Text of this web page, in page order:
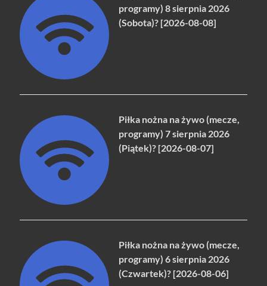
programy) 8 sierpnia 2026
(Sobota)? [2026-08-08]
Piłka nożna na żywo (mecze,
programy) 7 sierpnia 2026
(Piątek)? [2026-08-07]
Piłka nożna na żywo (mecze,
programy) 6 sierpnia 2026
(Czwartek)? [2026-08-06]